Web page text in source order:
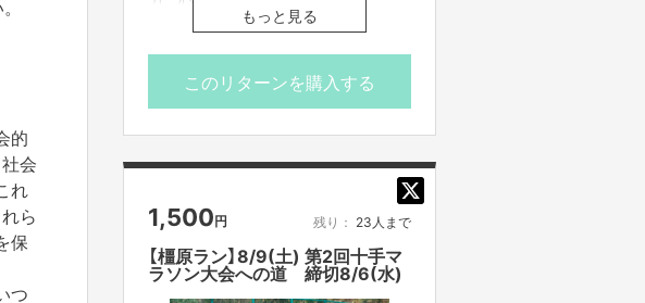
的
会
れ
ら
保
つ
集合場所・橿原陸上競技場正面入口
（橿原神宮前駅から徒歩約10分）
集合時間 19:00
開始時間 19:10
終了時間 20:30
もっと見る
このリターンを購入する
1,500円 残り： 23人まで
【橿原ラン】8/9(土) 第2回十手マ
ラソン大会への道 締切8/6(水)